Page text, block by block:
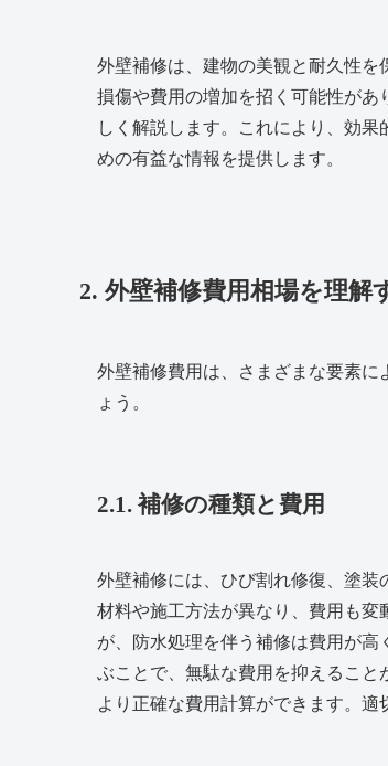
外壁補修は、建物の美観と耐久性
損傷や費用の増加を招く可能性が
しく解説します。これにより、効
めの有益な情報を提供します。
2. 外壁補修費用相場を理解
外壁補修費用は、さまざまな要素
ょう。
2.1. 補修の種類と費用
外壁補修には、ひび割れ修復、塗
材料や施工方法が異なり、費用も
が、防水処理を伴う補修は費用が
ぶことで、無駄な費用を抑えること
より正確な費用計算ができます。適